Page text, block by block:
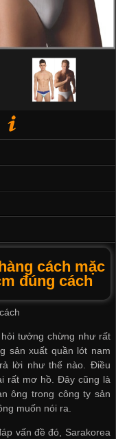
cách mặc
đúng cách
tưởng chừng như rất
sản xuất quần lót nam
lời như thế nào. Điều
rất mơ hồ. Đây cũng là
ông trong công ty sản
muốn nói ra.
vấn đề đó, Sarakorea